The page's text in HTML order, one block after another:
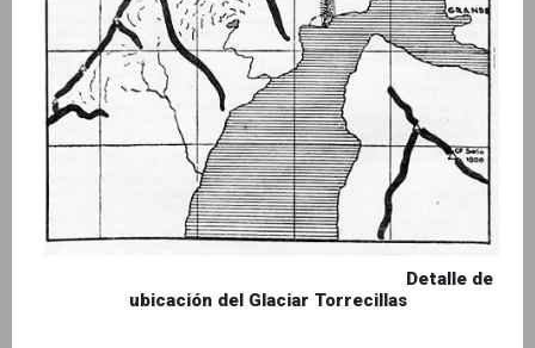
Detalle de
ubicación del Glaciar Torrecillas